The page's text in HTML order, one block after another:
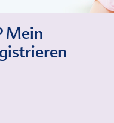
Mein